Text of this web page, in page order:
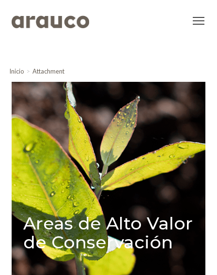
Inicio Attachment
Areas de Alto Valor
de Conservación